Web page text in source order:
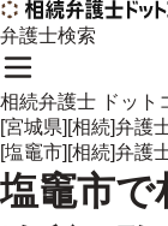
弁護士検索
相続弁護士 ドット
[宮城県][相続]弁護
[塩竈市][相続]弁護
塩竈市で